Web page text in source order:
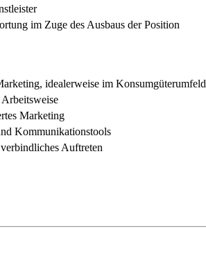
im Zuge des Ausbaus der Position
idealerweise im Konsumgüterumfeld
Marketing
Kommunikationstools
Auftreten